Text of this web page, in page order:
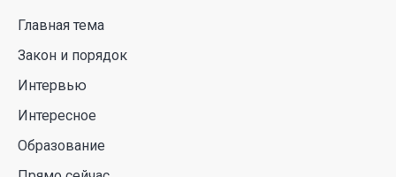
В области Абай началось строительство
индустриально-экологического
деревообрабатывающего парка полного цикла
«EcoForest»
30 Июл. 2026 14:05
Главная тема
Закон и порядок
Интервью
Интересное
Образование